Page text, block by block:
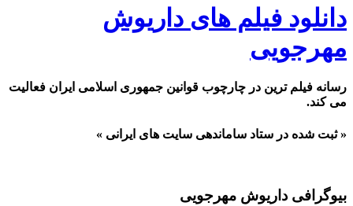
دانلود فیلم های داریوش
مهرجویی
رسانه فیلم ترین در چارچوب قوانین جمهوری اسلامی ایران فعالیت
می کند.
« ثبت شده در ستاد ساماندهی سایت های ایرانی »
بیوگرافی داریوش مهرجویی